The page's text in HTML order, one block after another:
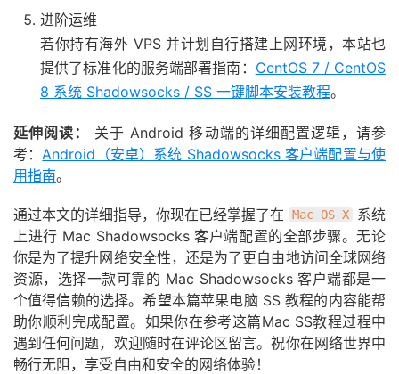
进阶运维
若你持有海外 VPS 并计划自行搭建上网环境，本站也
提供了标准化的服务端部署指南： CentOS 7 / CentOS
8 系统 Shadowsocks / SS 一键脚本安装教程。
延伸阅读：
关于 Android 移动端的详细配置逻辑，请参
考： Android（安卓）系统 Shadowsocks 客户端配置与使
用指南。
通过本文的详细指导，你现在已经掌握了在 Mac OS X
系统
上进行 Mac Shadowsocks 客户端配置的全部步骤。无论
你是为了提升网络安全性，还是为了更自由地访问全球网络
资源，选择一款可靠的 Mac Shadowsocks 客户端都是一
个值得信赖的选择。希望本篇苹果电脑 SS 教程的内容能帮
助你顺利完成配置。如果你在参考这篇Mac SS教程过程中
遇到任何问题，欢迎随时在评论区留言。祝你在网络世界中
畅行无阻，享受自由和安全的网络体验！